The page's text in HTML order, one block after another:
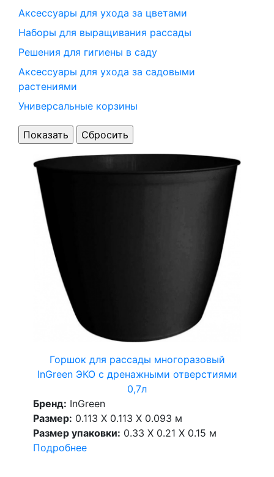
Аксессуары для ухода за цветами
Наборы для выращивания рассады
Решения для гигиены в саду
Аксессуары для ухода за садовыми
растениями
Универсальные корзины
Горшок для рассады многоразовый
InGreen ЭКО с дренажными отверстиями
0,7л
Бренд: InGreen
Размер: 0.113 X 0.113 X 0.093 м
Размер упаковки: 0.33 X 0.21 X 0.15 м
Подробнее